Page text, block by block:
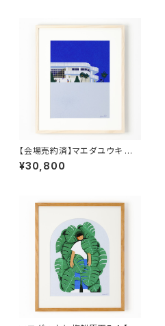
【会場売約済】マエダユウキ 複
製原画C-1 【Meeting place】
額付き、直筆サイン入り
¥30,800